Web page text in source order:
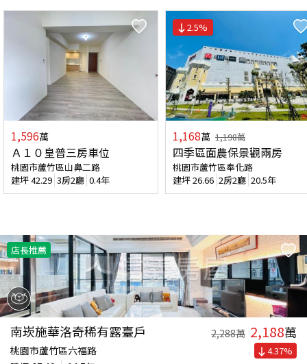
1,596萬
Ａ１０皇普三房車位
桃園市蘆竹區山鼻二路
建坪42.29 3房2廳 0.4年
2.5%
1,168萬 1,198萬
四季區面農保景觀兩房
桃園市蘆竹區奉化路
建坪26.66 2房2廳 20.5年
店長推薦
南崁施華洛奇稀有露臺戶 2,288萬 2,188萬
桃園市蘆竹區六福路
4.37%